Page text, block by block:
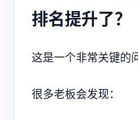
排名提升了？
这是一个非常关键的
很多老板会发现：